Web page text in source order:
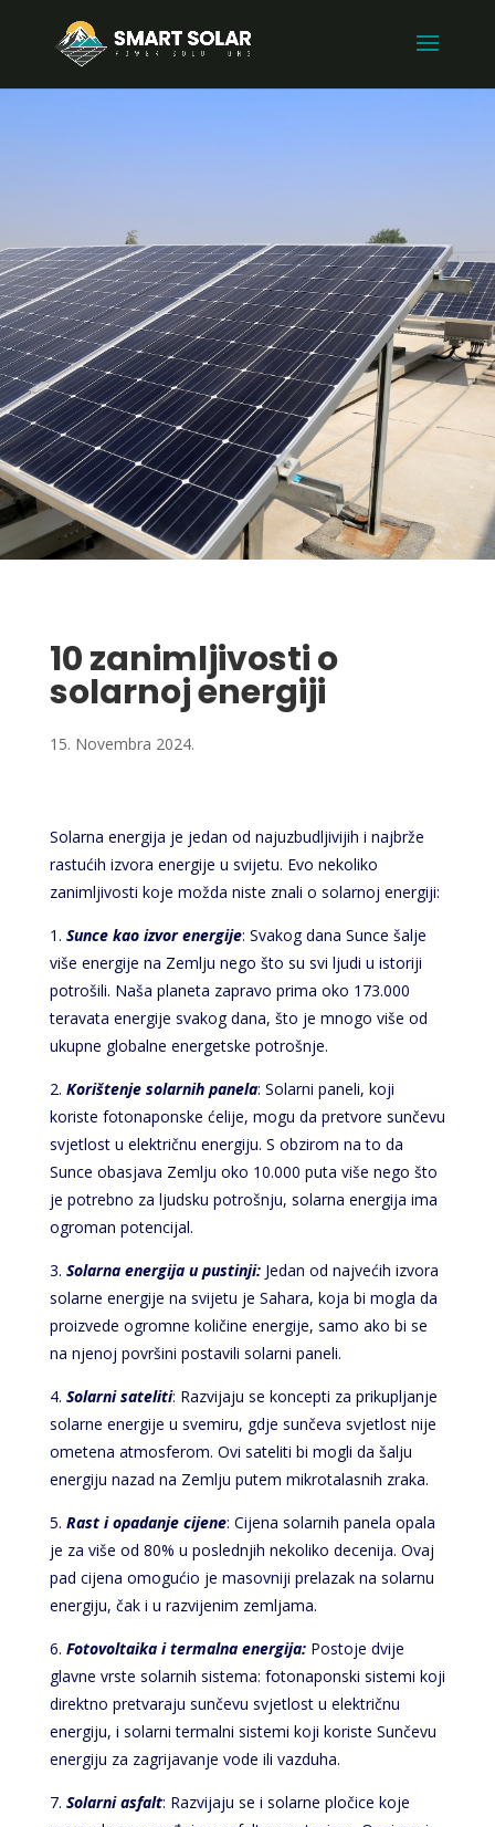
10 zanimljivosti o
solarnoj energiji
15. Novembra 2024.
Solarna energija je jedan od najuzbudljivijih i najbrže
rastućih izvora energije u svijetu. Evo nekoliko
zanimljivosti koje možda niste znali o solarnoj energiji:
1. Sunce kao izvor energije: Svakog dana Sunce šalje
više energije na Zemlju nego što su svi ljudi u istoriji
potrošili. Naša planeta zapravo prima oko 173.000
teravata energije svakog dana, što je mnogo više od
ukupne globalne energetske potrošnje.
2. Korištenje solarnih panela: Solarni paneli, koji
koriste fotonaponske ćelije, mogu da pretvore sunčevu
svjetlost u električnu energiju. S obzirom na to da
Sunce obasjava Zemlju oko 10.000 puta više nego što
je potrebno za ljudsku potrošnju, solarna energija ima
ogroman potencijal.
3. Solarna energija u pustinji:Jedan od najvećih izvora
solarne energije na svijetu je Sahara, koja bi mogla da
proizvede ogromne količine energije, samo ako bi se
na njenoj površini postavili solarni paneli.
4. Solarni sateliti: Razvijaju se koncepti za prikupljanje
solarne energije u svemiru, gdje sunčeva svjetlost nije
ometena atmosferom. Ovi sateliti bi mogli da šalju
energiju nazad na Zemlju putem mikrotalasnih zraka.
5. Rast i opadanje cijene: Cijena solarnih panela opala
je za više od 80% u poslednjih nekoliko decenija. Ovaj
pad cijena omogućio je masovniji prelazak na solarnu
energiju, čak i u razvijenim zemljama.
6. Fotovoltaika i termalna energija:Postoje dvije
glavne vrste solarnih sistema: fotonaponski sistemi koji
direktno pretvaraju sunčevu svjetlost u električnu
energiju, i solarni termalni sistemi koji koriste Sunčevu
energiju za zagrijavanje vode ili vazduha.
7. Solarni asfalt: Razvijaju se i solarne pločice koje